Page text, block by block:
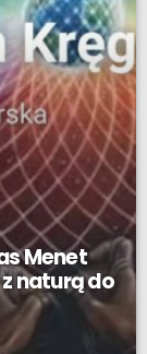
Menet
naturą do